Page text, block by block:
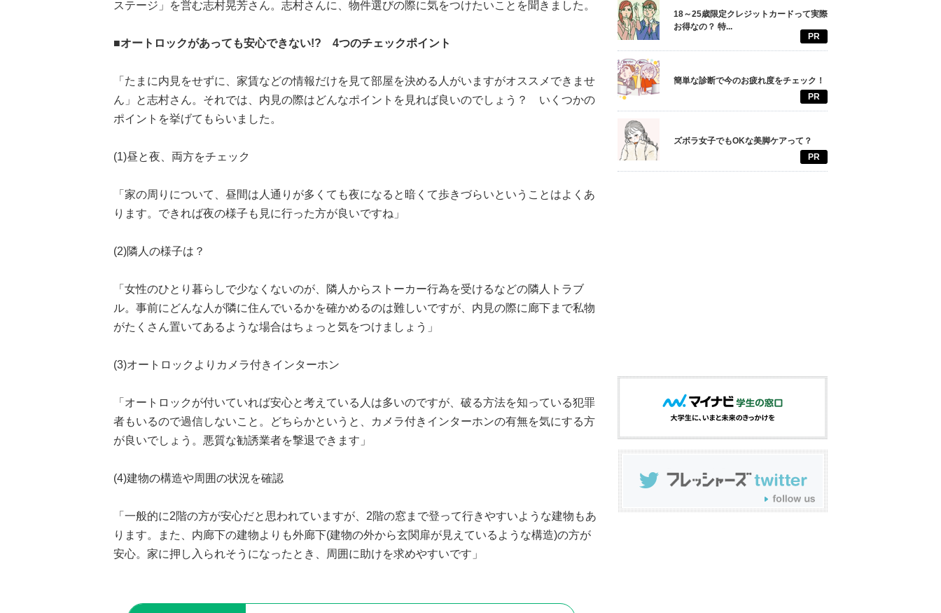
ステージ」を営む志村晃芳さん。志村さんに、物件選びの際に気をつけたいことを聞きました。
■オートロックがあっても安心できない!? 4つのチェックポイント
「たまに内見をせずに、家賃などの情報だけを見て部屋を決める人がいますがオススメできませ
ん」と志村さん。それでは、内見の際はどんなポイントを見れば良いのでしょう？ いくつかの
ポイントを挙げてもらいました。
(1)昼と夜、両方をチェック
「家の周りについて、昼間は人通りが多くても夜になると暗くて歩きづらいということはよくあ
ります。できれば夜の様子も見に行った方が良いですね」
(2)隣人の様子は？
「女性のひとり暮らしで少なくないのが、隣人からストーカー行為を受けるなどの隣人トラブ
ル。事前にどんな人が隣に住んでいるかを確かめるのは難しいですが、内見の際に廊下まで私物
がたくさん置いてあるような場合はちょっと気をつけましょう」
(3)オートロックよりカメラ付きインターホン
「オートロックが付いていれば安心と考えている人は多いのですが、破る方法を知っている犯罪
者もいるので過信しないこと。どちらかというと、カメラ付きインターホンの有無を気にする方
が良いでしょう。悪質な勧誘業者を撃退できます」
(4)建物の構造や周囲の状況を確認
「一般的に2階の方が安心だと思われていますが、2階の窓まで登って行きやすいような建物もあ
ります。また、内廊下の建物よりも外廊下(建物の外から玄関扉が見えているような構造)の方が
安心。家に押し入られそうになったとき、周囲に助けを求めやすいです」
18～25歳限定クレジットカードって実際
お得なの？ 特...
PR
簡単な診断で今のお疲れ度をチェック！
PR
ズボラ女子でもOKな美脚ケアって？
PR